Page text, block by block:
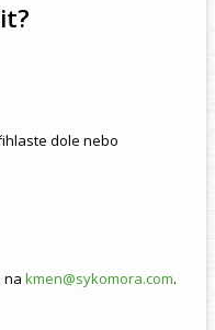
dole nebo
na kmen@sykomora.com.